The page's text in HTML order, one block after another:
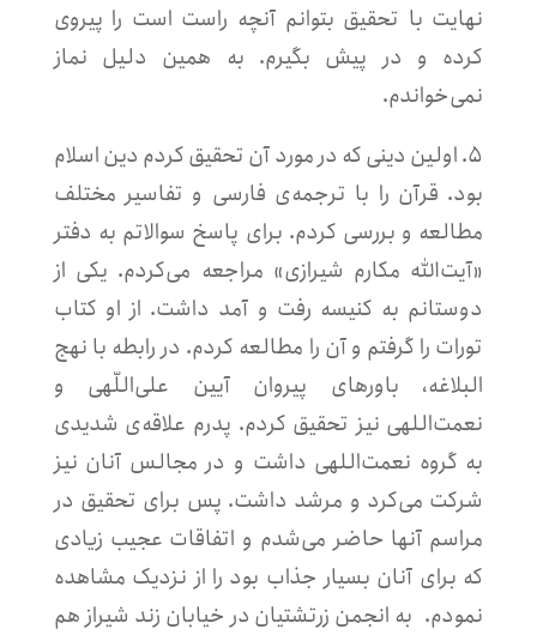
نهایت با تحقیق بتوانم آنچه راست است را پیروی
کرده و در پیش بگیرم. به همین دلیل نماز
نمی‌خواندم.
۵. اولین دینی که در مورد آن تحقیق کردم دین اسلام
بود. قرآن را با ترجمه‌ی فارسی و تفاسیر مختلف
مطالعه و بررسی کردم. برای پاسخ سوالاتم به دفتر
«آیت‌الله مکارم شیرازی» مراجعه می‌کردم. یکی از
دوستانم به کنیسه رفت و آمد داشت. از او کتاب
تورات را گرفتم و آن را مطالعه کردم. در رابطه با نهج
البلاغه، باورهای پیروان آیین علی‌اللّهی و
نعمت‌اللهی نیز تحقیق کردم. پدرم علاقه‌ی شدیدی
به گروه نعمت‌اللهی داشت و در مجالس آنان نیز
شرکت می‌کرد و مرشد داشت. پس برای تحقیق در
مراسم آنها حاضر می‌شدم و اتفاقات عجیب زیادی
که برای آنان بسیار جذاب بود را از نزدیک مشاهده
نمودم. به انجمن زرتشتیان در خیابان زند شیراز هم